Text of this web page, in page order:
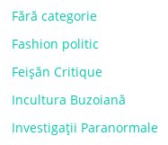
Fără categorie
Fashion politic
Feișăn Critique
Incultura Buzoiană
Investigații Paranormale